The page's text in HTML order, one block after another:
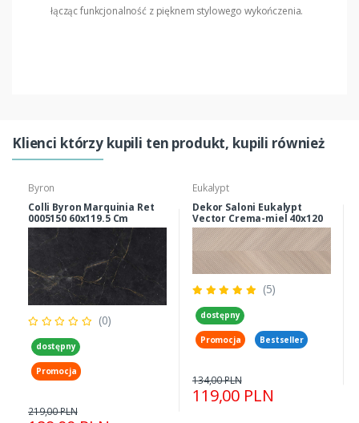
łącząc funkcjonalność z pięknem stylowego wykończenia.
Klienci którzy kupili ten produkt, kupili również
Byron
Colli Byron Marquinia Ret
0005150 60x119.5 Cm
(0)
dostępny
Promocja
219,00 PLN
Eukalypt
Dekor Saloni Eukalypt
Vector Crema-miel 40x120
Cm
(5)
dostępny
Promocja Bestseller
119,00 PLN
134,00 PLN